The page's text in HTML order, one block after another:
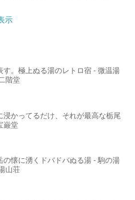
示
す。極上ぬる湯のレトロ宿 - 微温湯
階堂
浸かってるだけ、それが最高な栃尾
巌堂
の懐に湧くドバドバぬる湯 - 駒の湯
山荘